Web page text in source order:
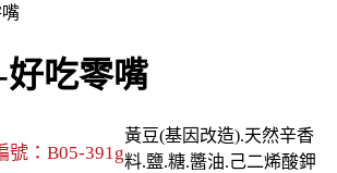
吃零嘴
號：B05-391g
黃豆(基因改造).天然辛香
料.鹽.糖.醬油.己二烯酸鉀